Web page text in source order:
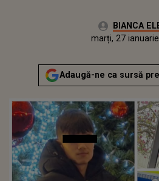
Autor:BIANCA
marți, 27 ianuarie 2026Actualizat:
marți, 27
Adaugă-ne ca sursă